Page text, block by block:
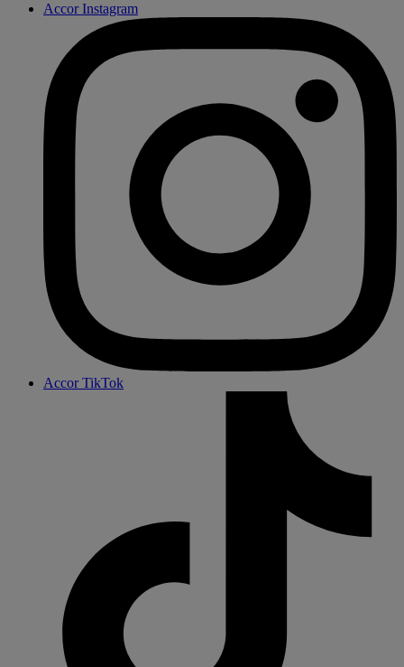
Accor Instagram
Accor TikTok